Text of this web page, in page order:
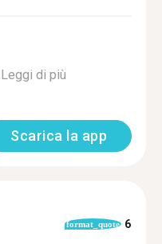
Leggi di più
Scarica la app
format_quote 6